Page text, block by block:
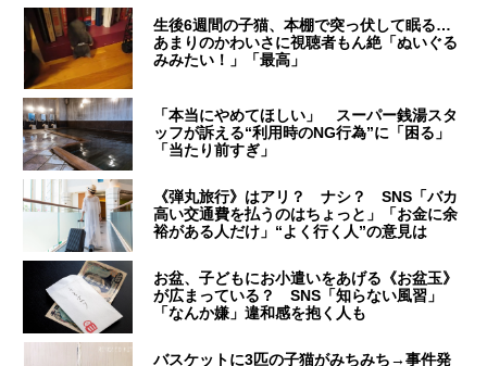
生後6週間の子猫、本棚で突っ伏して眠る…
あまりのかわいさに視聴者もん絶「ぬいぐる
みみたい！」「最高」
「本当にやめてほしい」 スーパー銭湯スタ
ッフが訴える“利用時のNG行為”に「困る」
「当たり前すぎ」
《弾丸旅行》はアリ？ ナシ？ SNS「バカ
高い交通費を払うのはちょっと」「お金に余
裕がある人だけ」“よく行く人”の意見は
お盆、子どもにお小遣いをあげる《お盆玉》
が広まっている？ SNS「知らない風習」
「なんか嫌」違和感を抱く人も
バスケットに3匹の子猫がみちみち→事件発